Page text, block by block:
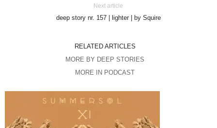
Next article
deep story nr. 157 | lighter | by Squire
RELATED ARTICLES
MORE BY DEEP STORIES
MORE IN PODCAST